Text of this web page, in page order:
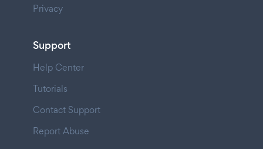
Privacy
Support
Help Center
Tutorials
Contact Support
Report Abuse